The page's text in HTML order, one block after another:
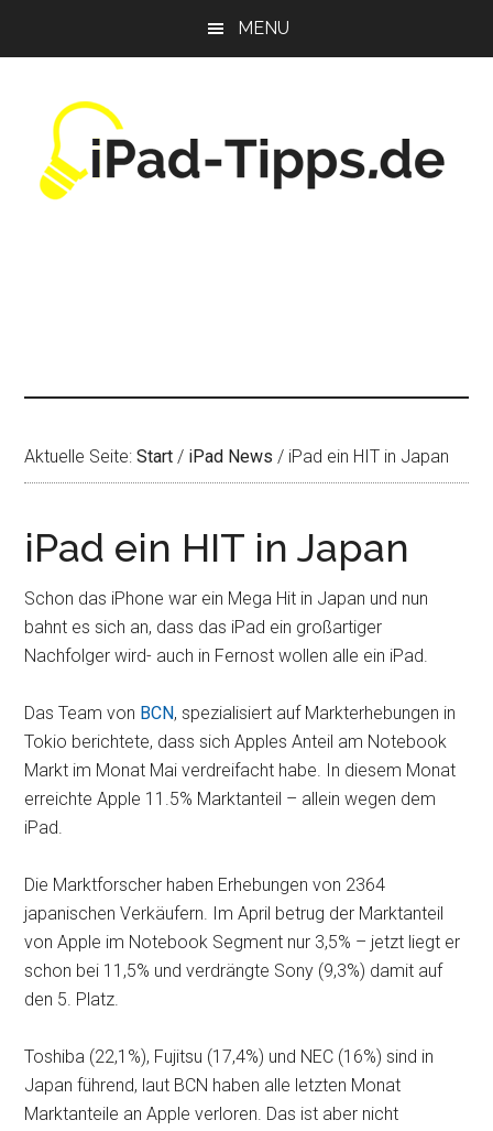
MENU
Aktuelle Seite:Start / iPad News / iPad ein HIT in Japan
iPad ein HIT in Japan
Schon das iPhone war ein Mega Hit in Japan und nun
bahnt es sich an, dass das iPad ein großartiger
Nachfolger wird- auch in Fernost wollen alle ein iPad.
Das Team von BCN, spezialisiert auf Markterhebungen in
Tokio berichtete, dass sich Apples Anteil am Notebook
Markt im Monat Mai verdreifacht habe. In diesem Monat
erreichte Apple 11.5% Marktanteil – allein wegen dem
iPad.
Die Marktforscher haben Erhebungen von 2364
japanischen Verkäufern. Im April betrug der Marktanteil
von Apple im Notebook Segment nur 3,5% – jetzt liegt er
schon bei 11,5% und verdrängte Sony (9,3%) damit auf
den 5. Platz.
Toshiba (22,1%), Fujitsu (17,4%) und NEC (16%) sind in
Japan führend, laut BCN haben alle letzten Monat
Marktanteile an Apple verloren. Das ist aber nicht